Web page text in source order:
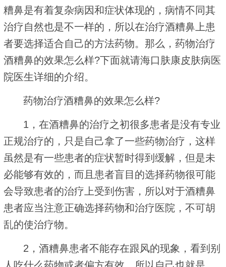
糟鼻是有着复杂病因和症状体现的，病情不同其
治疗自然也是不一样的，所以在治疗酒糟鼻上患
者要选择适合自己的方法药物。那么，药物治疗
酒糟鼻的效果怎么样?下面就请海口肤康皮肤病医
院医生详细的介绍。
药物治疗酒糟鼻的效果怎么样?
1，在酒糟鼻的治疗之初很多患者是没有专业
正规治疗的，只是自己拿了一些药物治疗，这样
虽然是有一些患者的症状暂时得到缓解，但是未
必能够有效的，而且患者盲目的选择药物很可能
会导致患者的治疗上受到伤害，所以对于酒糟鼻
患者应当注意正确选择药物和治疗医院，不可胡
乱的使治疗物。
2，酒糟鼻患者不能存在跟风的现象，看到别